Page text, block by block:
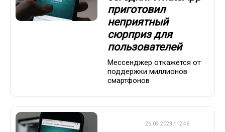
приготовил
неприятный
сюрприз для
пользователей
Мессенджер откажется от
поддержки миллионов
смартфонов
26.09.2023 / 12:46